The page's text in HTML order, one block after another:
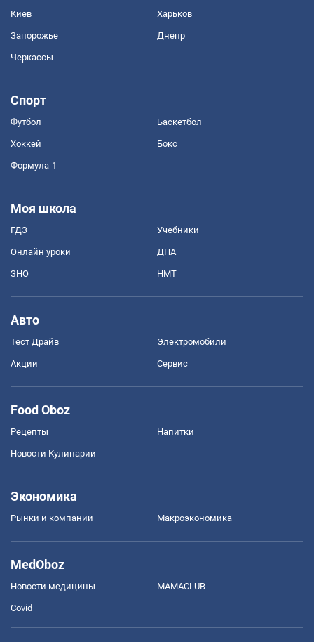
Киев Харьков
Запорожье Днепр
Черкассы
Спорт
Футбол Баскетбол
Хоккей Бокс
Формула-1
Моя школа
ГДЗ Учебники
Онлайн уроки ДПА
ЗНО НМТ
Авто
Тест Драйв Электромобили
Акции Сервис
Food Oboz
Рецепты Напитки
Новости Кулинарии
Экономика
Рынки и компании Mакроэкономика
MedOboz
Новости медицины MAMACLUB
Covid